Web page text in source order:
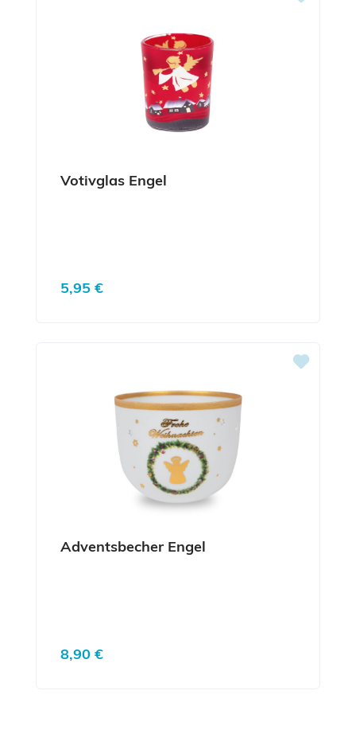
Votivglas Engel
Regulärer Preis:
5,95 €
Adventsbecher Engel
Regulärer Preis:
8,90 €